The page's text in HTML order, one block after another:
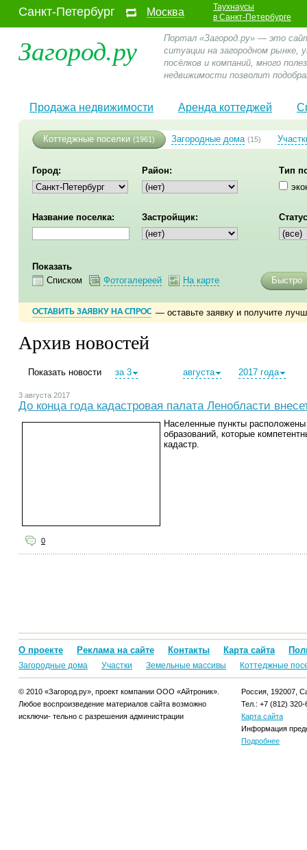
Санкт-Петербург Москва
Таухнаусы
в Санкт-Петербурге
Загород.ру
Портал «Загород.ру» — это
ситуации на загородном
посёлков и компаний, много
недвижимости позволит
Продажа недвижимости Аренда коттеджей
Коттеджные поселки (1961) Загородные дома (15)
Город: Район:
Тип
Название поселка: Застройщик:
Показать
Списком
Фотогалереей На карте Быстро
ОСТАВИТЬ ЗАЯВКУ НА СПРОС — оставьте заявку и получите
Архив новостей
Показать новости за 3 августа 2017 года
3 августа 2017
До конца года кадастровая палата Ленобласти
Населенные пункты
образований, которые
кадастр.
0
О проекте Реклама на сайте Контакты Карта сайта
Загородные дома Участки Земельные массивы Коттеджные
© 2010 «Загород.ру», проект компании ООО «Айтроник».
Любое воспроизведение материалов сайта возможно
исключи- тельно с разрешения администрации
Россия, 192007,
Тел.: +7 (812) 320-
Карта сайта
Информация
Подробнее